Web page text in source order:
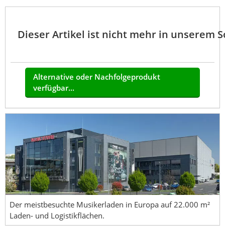
Dieser Artikel ist nicht mehr in unserem
Alternative oder Nachfolgeprodukt
verfügbar...
Der meistbesuchte Musikerladen in Europa auf 22.000 m²
Laden- und Logistikflächen.